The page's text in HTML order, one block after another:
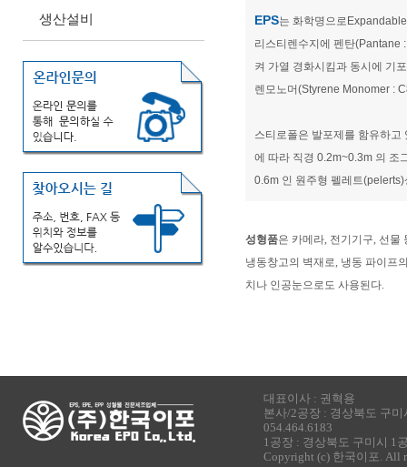
생산설비 EPS는 화학명으로
리스티렌수지에 펜탄(Pantane
켜 가열 경화시킴과 동시에 기
렌모노머(Styrene Monomer :
스티로폴은 발포제를 함유하고
에 따라 직경 0.2m~0.3m 의 조
0.6m 인 원주형 펠레트
성형품은 카메라, 전기기구, 선
냉동창고의 벽재로, 냉동 파이프
치나 인공눈으로도 사용된다.
대표이사 : 권혁용
본사/2공장 : 경상북도 구미
054.464.6183
1공장 : 경상북도 구미시 1
Copyright (c) 한국이포. All